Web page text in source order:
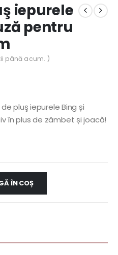
iepurele
pentru
până acum. )
pluş iepurele Bing și
în plus de zâmbet și joacă!
ÎN COȘ